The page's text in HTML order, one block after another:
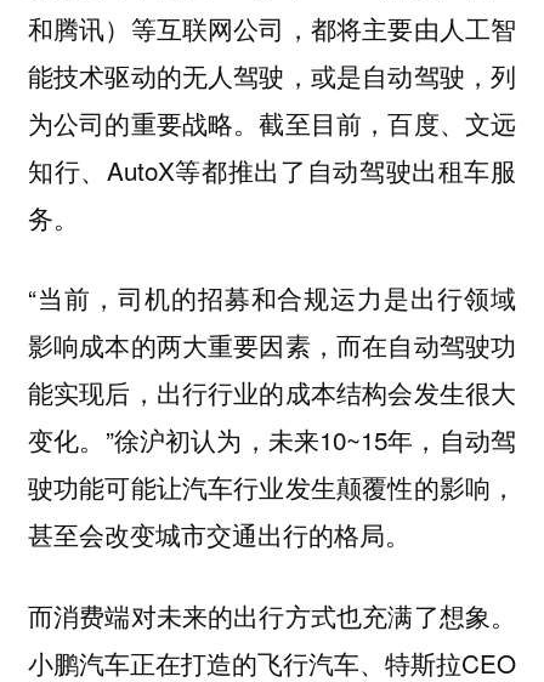
和腾讯）等互联网公司，都将主要由人工智
能技术驱动的无人驾驶，或是自动驾驶，列
为公司的重要战略。截至目前，百度、文远
知行、AutoX等都推出了自动驾驶出租车服
务。
“当前，司机的招募和合规运力是出行领域
影响成本的两大重要因素，而在自动驾驶功
能实现后，出行行业的成本结构会发生很大
变化。”徐沪初认为，未来10~15年，自动驾
驶功能可能让汽车行业发生颠覆性的影响，
甚至会改变城市交通出行的格局。
而消费端对未来的出行方式也充满了想象。
小鹏汽车正在打造的飞行汽车、特斯拉CEO